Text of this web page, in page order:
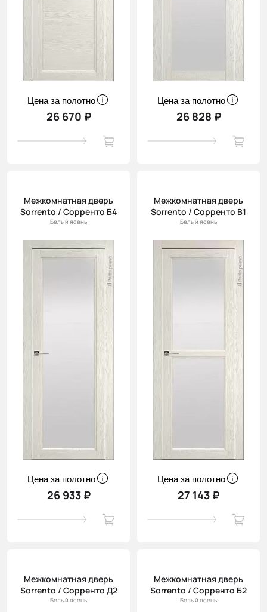
Цена за полотно
26 670 ₽
Цена за полотно
26 828 ₽
Межкомнатная дверь
Sorrento / Сорренто Б4
Белый ясень
Цена за полотно
26 933 ₽
Межкомнатная дверь
Sorrento / Сорренто В1
Белый ясень
Цена за полотно
27 143 ₽
Межкомнатная дверь
Sorrento / Сорренто Д2
Белый ясень
Межкомнатная дверь
Sorrento / Сорренто Б2
Белый ясень